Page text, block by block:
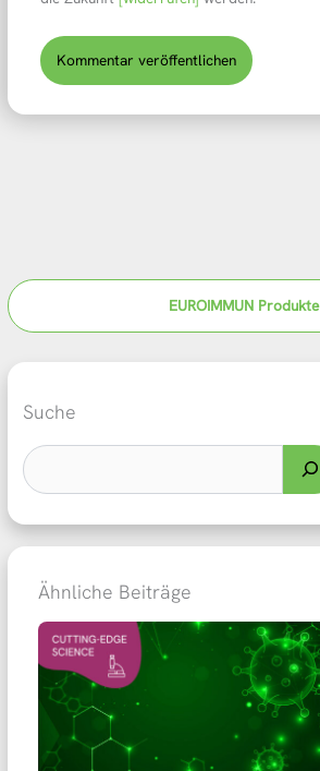
EUROIMMUN Produkte
Suche
Ähnliche Beiträge